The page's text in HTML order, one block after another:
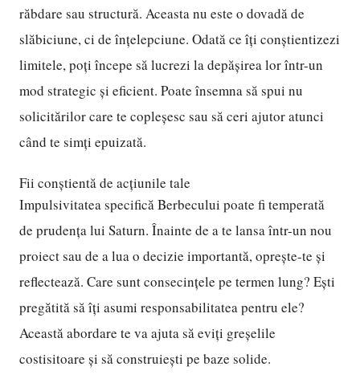
răbdare sau structură. Aceasta nu este o dovadă de
slăbiciune, ci de înțelepciune. Odată ce îți conștientizezi
limitele, poți începe să lucrezi la depășirea lor într-un
mod strategic și eficient. Poate însemna să spui nu
solicitărilor care te copleșesc sau să ceri ajutor atunci
când te simți epuizată.
Fii conștientă de acțiunile tale
Impulsivitatea specifică Berbecului poate fi temperată
de prudența lui Saturn. Înainte de a te lansa într-un nou
proiect sau de a lua o decizie importantă, oprește-te și
reflectează. Care sunt consecințele pe termen lung? Ești
pregătită să îți asumi responsabilitatea pentru ele?
Această abordare te va ajuta să eviți greșelile
costisitoare și să construiești pe baze solide.